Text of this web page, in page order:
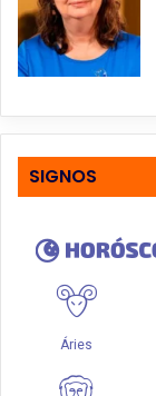
SIGNOS